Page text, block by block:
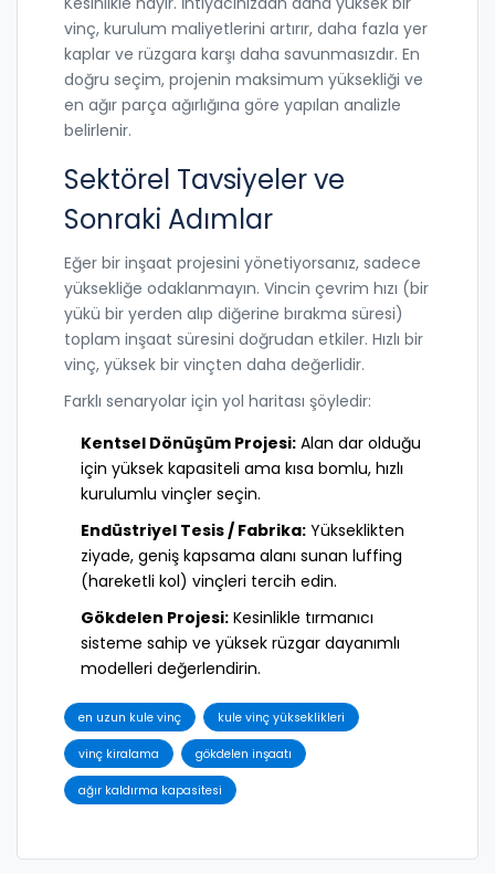
vinç, kurulum maliyetlerini artırır, daha fazla yer
kaplar ve rüzgara karşı daha savunmasızdır. En
doğru seçim, projenin maksimum yüksekliği ve
en ağır parça ağırlığına göre yapılan analizle
belirlenir.
Sektörel Tavsiyeler ve
Sonraki Adımlar
Eğer bir inşaat projesini yönetiyorsanız, sadece
yüksekliğe odaklanmayın. Vincin çevrim hızı (bir
yükü bir yerden alıp diğerine bırakma süresi)
toplam inşaat süresini doğrudan etkiler. Hızlı bir
vinç, yüksek bir vinçten daha değerlidir.
Farklı senaryolar için yol haritası şöyledir:
Kentsel Dönüşüm Projesi: Alan dar olduğu
için yüksek kapasiteli ama kısa bomlu, hızlı
kurulumlu vinçler seçin.
Endüstriyel Tesis / Fabrika: Yükseklikten
ziyade, geniş kapsama alanı sunan luffing
(hareketli kol) vinçleri tercih edin.
Gökdelen Projesi: Kesinlikle tırmanıcı
sisteme sahip ve yüksek rüzgar dayanımlı
modelleri değerlendirin.
en uzun kule vinç kule vinç yükseklikleri
vinç kiralama gökdelen inşaatı
ağır kaldırma kapasitesi